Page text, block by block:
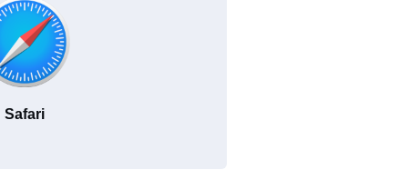
Safari